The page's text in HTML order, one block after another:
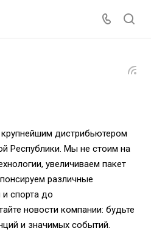
дистрибьютером
Республики. Мы не стоим на
увеличиваем пакет
различные
и спорта до
новости компании: будьте
и значимых событий.